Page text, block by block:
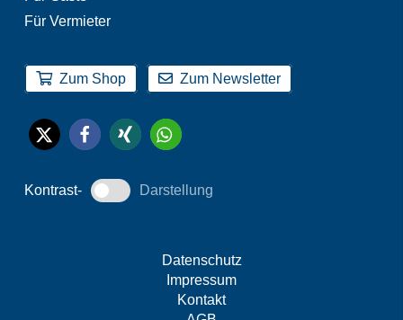
Für Vermieter
Zum Shop Zum Newsletter
Kontrast- Darstellung
Datenschutz
Impressum
Kontakt